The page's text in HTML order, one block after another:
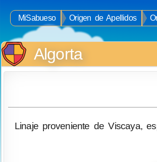
MiSabueso Origen de Apellidos
Algorta
Linaje proveniente de Viscaya,